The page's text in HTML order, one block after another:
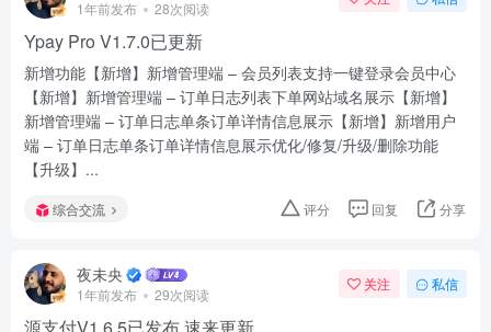
1年前发布 28次阅读
Ypay Pro V1.7.0已更新
新增功能【新增】新增管理端 – 会员列表支持一键登录会员中心
【新增】新增管理端 – 订单日志列表下单网站域名展示【新增】
新增管理端 – 订单日志单条订单详情信息展示【新增】新增用户
端 – 订单日志单条订单详情信息展示优化/修复/升级/删除功能
【升级】...
综合交流 评分 回复 分享
夜未央
1年前发布 29次阅读
关注 私信
源支付V1.6.5已发布 速来更新